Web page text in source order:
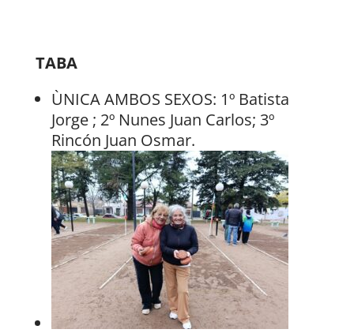
TABA
ÙNICA AMBOS SEXOS: 1º Batista
Jorge ; 2º Nunes Juan Carlos; 3º
Rincón Juan Osmar.